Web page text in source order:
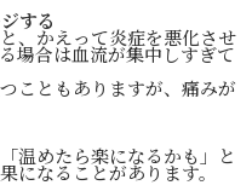
する
、かえって炎症を悪化させ
場合は血流が集中しすぎて
こともありますが、痛みが
温めたら楽になるかも」と
になることがあります。